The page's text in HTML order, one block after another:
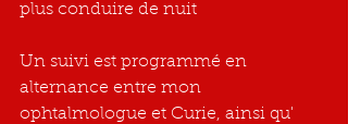
plus conduire de nuit
Un suivi est programmé en
alternance entre mon
ophtalmologue et Curie, ainsi qu'